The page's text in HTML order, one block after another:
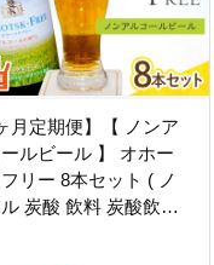
月定期便】【 ノンア
ルビール 】 オホー
リー 8本セット ( ノ
炭酸 飲料 炭酸飲料